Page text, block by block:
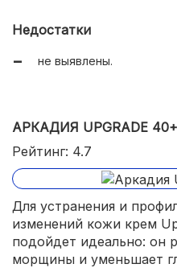
Недостатки
не выявлены.
АРКАДИЯ UPGRADE 40+
Рейтинг: 4.7
Для устранения и
изменений кожи крем
подойдет идеально: он
морщины и уменьшает